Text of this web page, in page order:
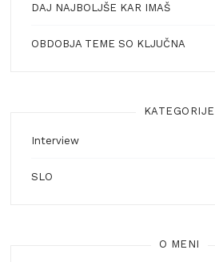
DAJ NAJBOLJŠE KAR IMAŠ
OBDOBJA TEME SO KLJUČNA
KATEGORIJE
Interview
SLO
O MENI